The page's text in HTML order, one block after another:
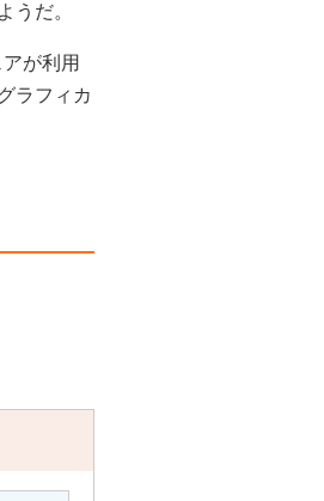
うだ。
が利用
ラフィカ